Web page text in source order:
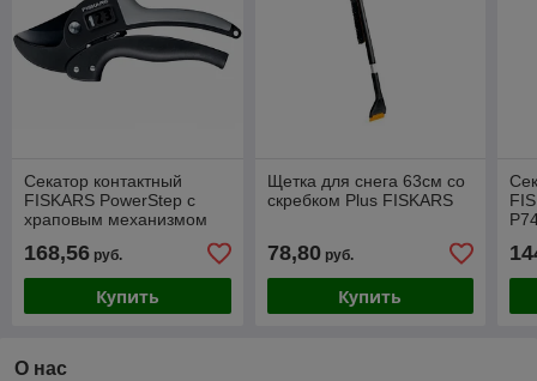
Секатор контактный
FISKARS PowerStep с
храповым механизмом
168,56 руб.
Купить
Щетка для снега 63см со
скребком Plus FISKARS
78,80руб.
Купить
О нас